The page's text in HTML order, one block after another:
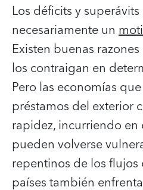
Los déficits y
necesariamente un
Existen buenas
los contraigan en
Pero las economías
préstamos del exterior
rapidez, incurriendo en
pueden volverse
repentinos de los flujos
países también